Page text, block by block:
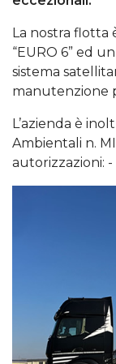
La nostra flotta
“EURO 6” ed
sistema
manutenzione
L’azienda è
Ambientali n.
autorizzazioni: -